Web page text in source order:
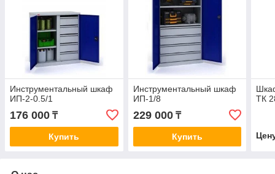
Инструментальный шкаф
ИП-2-0.5/1
176 000 ₸
Купить
Инструментальный шкаф
ИП-1/8
229 000₸
Купить
ТК